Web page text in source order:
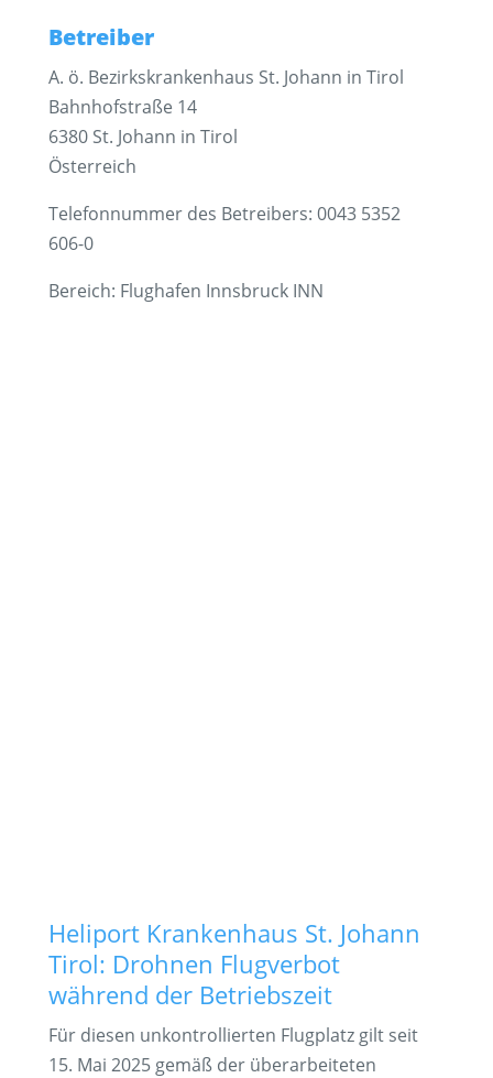
Betreiber
A. ö. Bezirkskrankenhaus St. Johann in Tirol
Bahnhofstraße 14
6380 St. Johann in Tirol
Österreich
Telefonnummer des Betreibers: 0043 5352
606-0
Bereich: Flughafen Innsbruck INN
Heliport Krankenhaus St. Johann
Tirol: Drohnen Flugverbot
während der Betriebszeit
Für diesen unkontrollierten Flugplatz gilt seit
15. Mai 2025 gemäß der überarbeiteten